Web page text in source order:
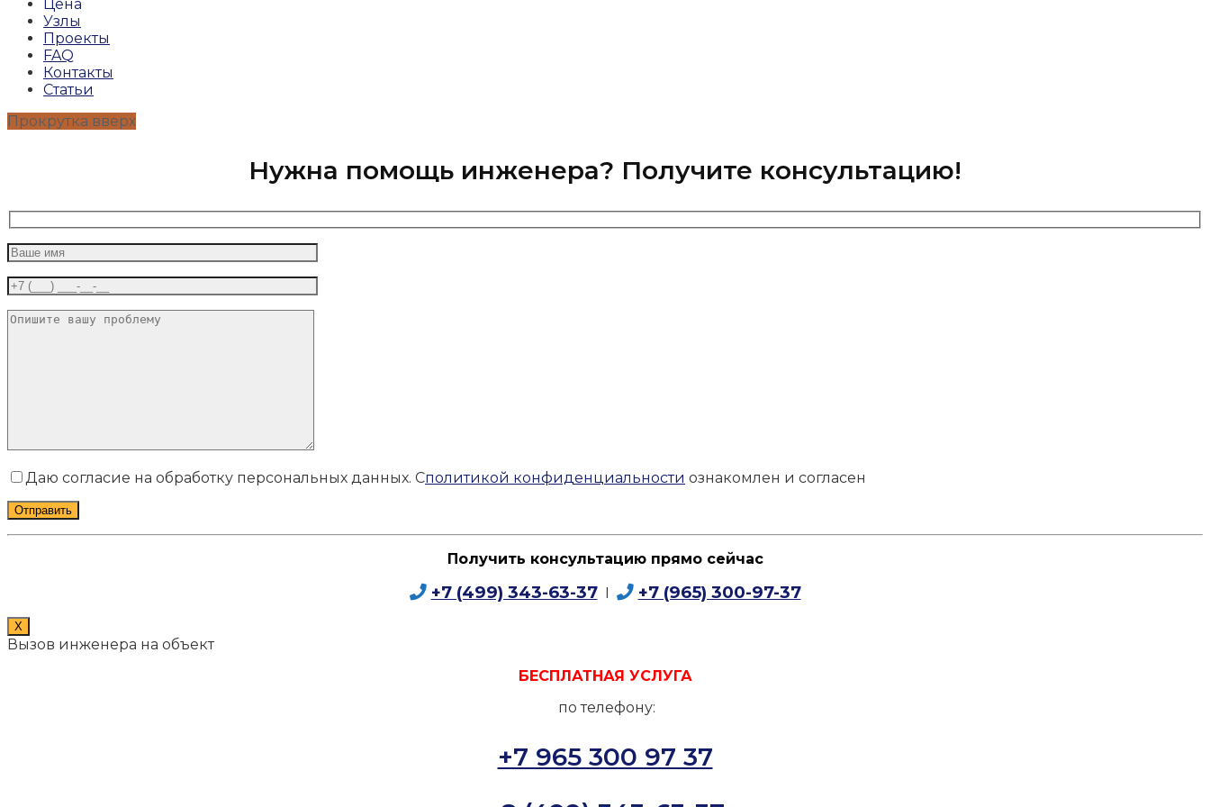
Цена
Узлы
Проекты
FAQ
Контакты
Статьи
Прокрутка вверх
Нужна помощь инженера? Получите консультацию!
Даю согласие на обработку персональных данных. Сполитикой конфиденциальности ознакомлен и согласен
Получить консультацию прямо сейчас
+7 (499) 343-63-37I +7 (965) 300-97-37
X
Вызов инженера на объект
БЕСПЛАТНАЯ УСЛУГА
по телефону:
+7 965 300 97 37